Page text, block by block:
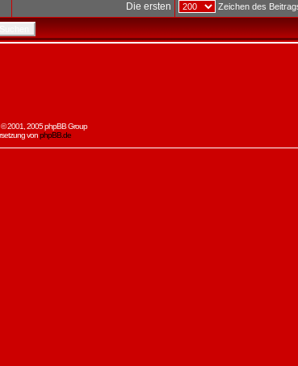
Die ersten Zeichen des
2001, 2005 phpBB Group
vonphpBB.de